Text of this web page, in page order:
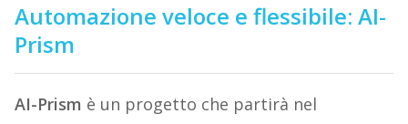
Automazione veloce e flessibile: AI-
Prism
AI-Prism è un progetto che partirà nel